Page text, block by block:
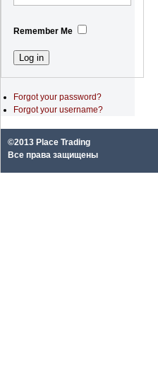
Remember Me
Forgot your password?
Forgot your username?
©2013 Place Trading
Все права защищены